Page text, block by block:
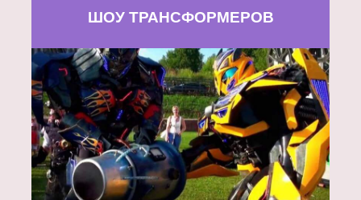
ШОУ ТРАНСФОРМЕРОВ